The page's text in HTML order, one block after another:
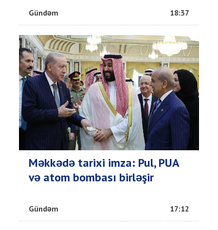
Gündəm 18:37
Məkkədə tarixi imza: Pul, PUA
və atom bombası birləşir
Gündəm 17:12